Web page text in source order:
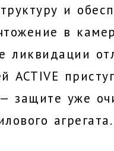
и
в
ликвидации
ACTIVE
защите уже
агрегата.